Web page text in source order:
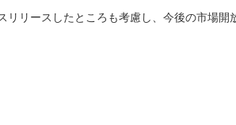
リリースしたところも考慮し、今後の市場開